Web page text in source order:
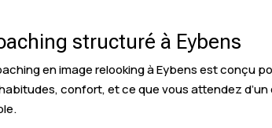
structuré à Eybens
en image relooking à Eybens est conçu
confort, et ce que vous attendez d’un